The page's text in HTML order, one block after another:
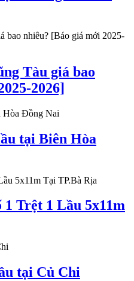
Tàu giá bao
2026]
tại Biên Hòa
Trệt 1 Lầu 5x11m
tại Củ Chi